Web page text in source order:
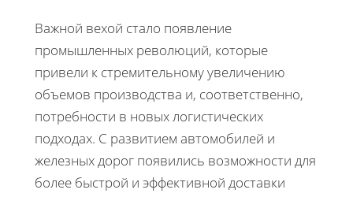
Важной вехой стало появление
промышленных революций, которые
привели к стремительному увеличению
объемов производства и, соответственно,
потребности в новых логистических
подходах. С развитием автомобилей и
железных дорог появились возможности для
более быстрой и эффективной доставки